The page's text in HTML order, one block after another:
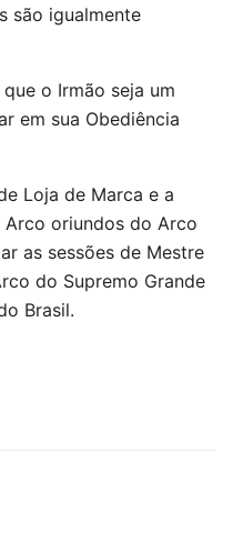
são igualmente
o Irmão seja um
em sua Obediência
Loja de Marca e a
Arco oriundos do Arco
as sessões de Mestre
do Supremo Grande
Brasil.